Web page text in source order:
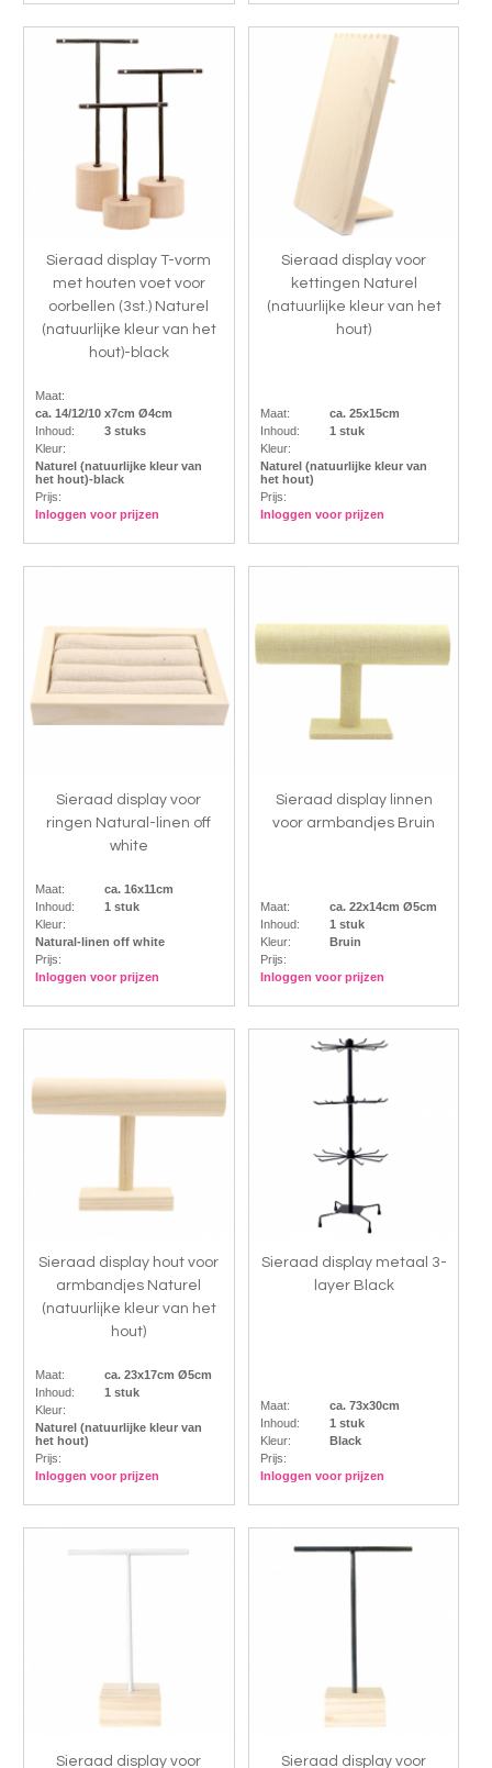
Sieraad display T-vorm
met houten voet voor
oorbellen (3st.) Naturel
(natuurlijke kleur van het
hout)-black
Maat:
ca. 14/12/10 x7cm Ø4cm
Inhoud:
3 stuks
Kleur:
Naturel (natuurlijke kleur van
het hout)-black
Prijs:
Inloggen voor prijzen
Sieraad display voor
kettingen Naturel
(natuurlijke kleur van het
hout)
Maat:
ca. 25x15cm
Inhoud:
1 stuk
Kleur:
Naturel (natuurlijke kleur van
het hout)
Prijs:
Inloggen voor prijzen
Sieraad display voor
ringen Natural-linen off
white
Maat:
ca. 16x11cm
Inhoud:
1 stuk
Kleur:
Natural-linen off white
Prijs:
Inloggen voor prijzen
Sieraad display linnen
voor armbandjes Bruin
Maat:
ca. 22x14cm Ø5cm
Inhoud:
1 stuk
Kleur:
Bruin
Prijs:
Inloggen voor prijzen
Sieraad display hout voor
armbandjes Naturel
(natuurlijke kleur van het
hout)
Maat:
ca. 23x17cm Ø5cm
Inhoud:
1 stuk
Kleur:
Naturel (natuurlijke kleur van
het hout)
Prijs:
Inloggen voor prijzen
Sieraad display metaal 3-
layer Black
Maat:
ca. 73x30cm
Inhoud:
1 stuk
Kleur:
Black
Prijs:
Inloggen voor prijzen
Sieraad display voor Sieraad display voor